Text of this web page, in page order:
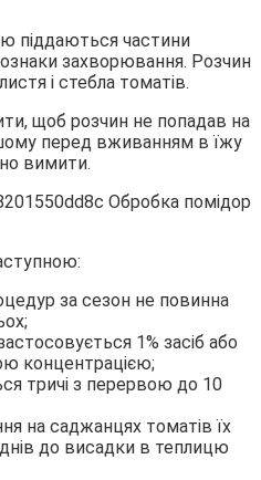
піддаються частини
захворювання. Розчин
і стебла томатів.
щоб розчин не попадав на
перед вживанням в їжу
вимити.
за сезон не повинна
1% засіб або
концентрацією;
тричі з перервою до 10
на саджанцях томатів їх
до висадки в теплицю